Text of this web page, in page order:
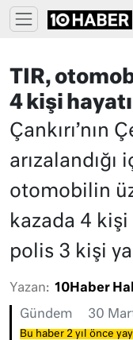
TIR,
4 kişi
Çankırı’nın
arızalandığı
otomobilin
kazada 4 kişi
polis 3 kişi
Yazan: 10Haber
Gündem 30
Bu haber 2 yıl önce